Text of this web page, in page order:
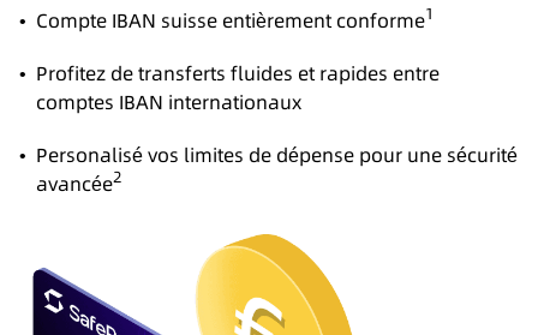
• Compte IBAN suisse entièrement conforme1
• Profitez de transferts fluides et rapides entre
comptes IBAN internationaux
• Personalisé vos limites de dépense pour une sécurité
avancée2